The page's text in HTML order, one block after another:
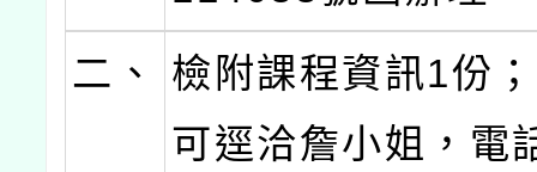
二、
檢附課程資訊1份
可逕洽詹小姐，電